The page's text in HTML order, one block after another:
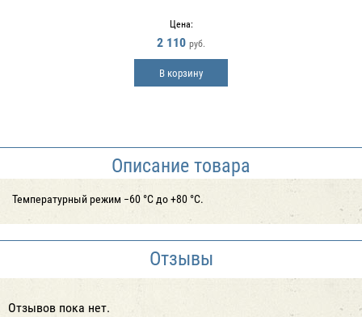
Цена:
2 110 руб.
В корзину
Описание товара
Температурный режим −60 °С до +80 °С.
Отзывы
Отзывов пока нет.